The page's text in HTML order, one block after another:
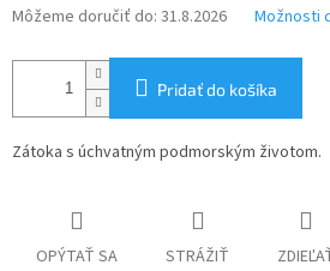
Môžeme doručiť do: 31.8.2026 Možnosti
Pridať do košíka
Zátoka s úchvatným podmorským životom.
OPÝTAŤ SA STRÁŽIŤ